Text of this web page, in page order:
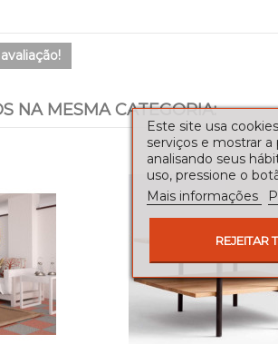
NA MESMA CATEGORIA:
Este site usa
serviços e mostrar a
analisando seus
uso, pressione o
Mais informações
REJEITAR